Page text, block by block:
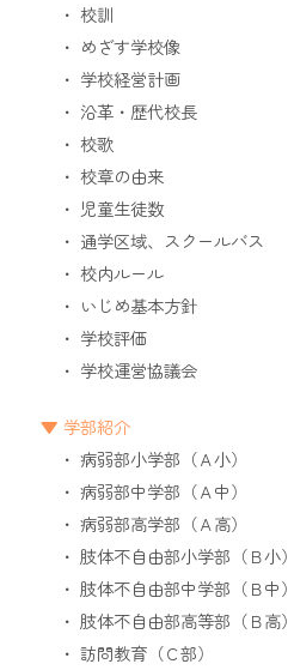
校訓
めざす学校像
学校経営計画
沿革・歴代校長
校歌
校章の由来
児童生徒数
通学区域、スクールバス
校内ルール
いじめ基本方針
学校評価
学校運営協議会
学部紹介
病弱部小学部（Ａ小）
病弱部中学部（Ａ中）
病弱部高学部（Ａ高）
肢体不自由部小学部（Ｂ小）
肢体不自由部中学部（Ｂ中）
肢体不自由部高等部（Ｂ高）
訪問教育（Ｃ部）